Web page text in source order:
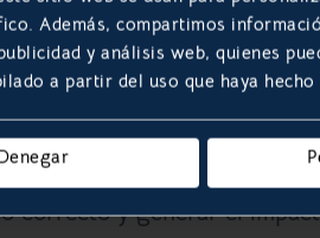
Además, compartimos
y análisis web, quienes
a partir del uso que haya
en Instagram es que la
fotos individuales,
Probar y elegir el
correcto y generar el